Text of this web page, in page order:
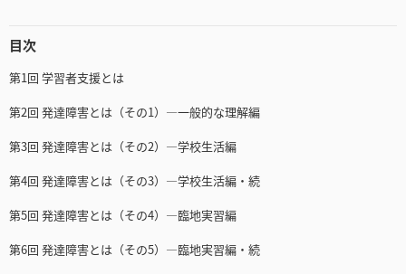
目次
第1回 学習者支援とは
第2回 発達障害とは（その1）―一般的な理解編
第3回 発達障害とは（その2）―学校生活編
第4回 発達障害とは（その3）―学校生活編・続
第5回 発達障害とは（その4）―臨地実習編
第6回 発達障害とは（その5）―臨地実習編・続